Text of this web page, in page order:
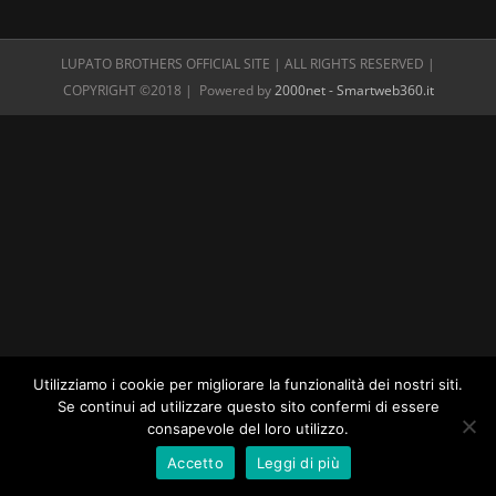
LUPATO BROTHERS OFFICIAL SITE | ALL RIGHTS RESERVED |
COPYRIGHT ©2018 | Powered by2000net - Smartweb360.it
Utilizziamo i cookie per migliorare la funzionalità dei nostri siti.
Se continui ad utilizzare questo sito confermi di essere
consapevole del loro utilizzo.
Accetto
Leggi di più